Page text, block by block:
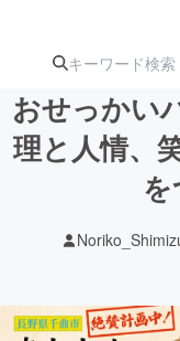
注目のリ 注
ジ
おせっかい
理と人情、